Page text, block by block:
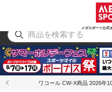
メガスポーツ公式
アウトドア
ワコール CW-X商品 2026年